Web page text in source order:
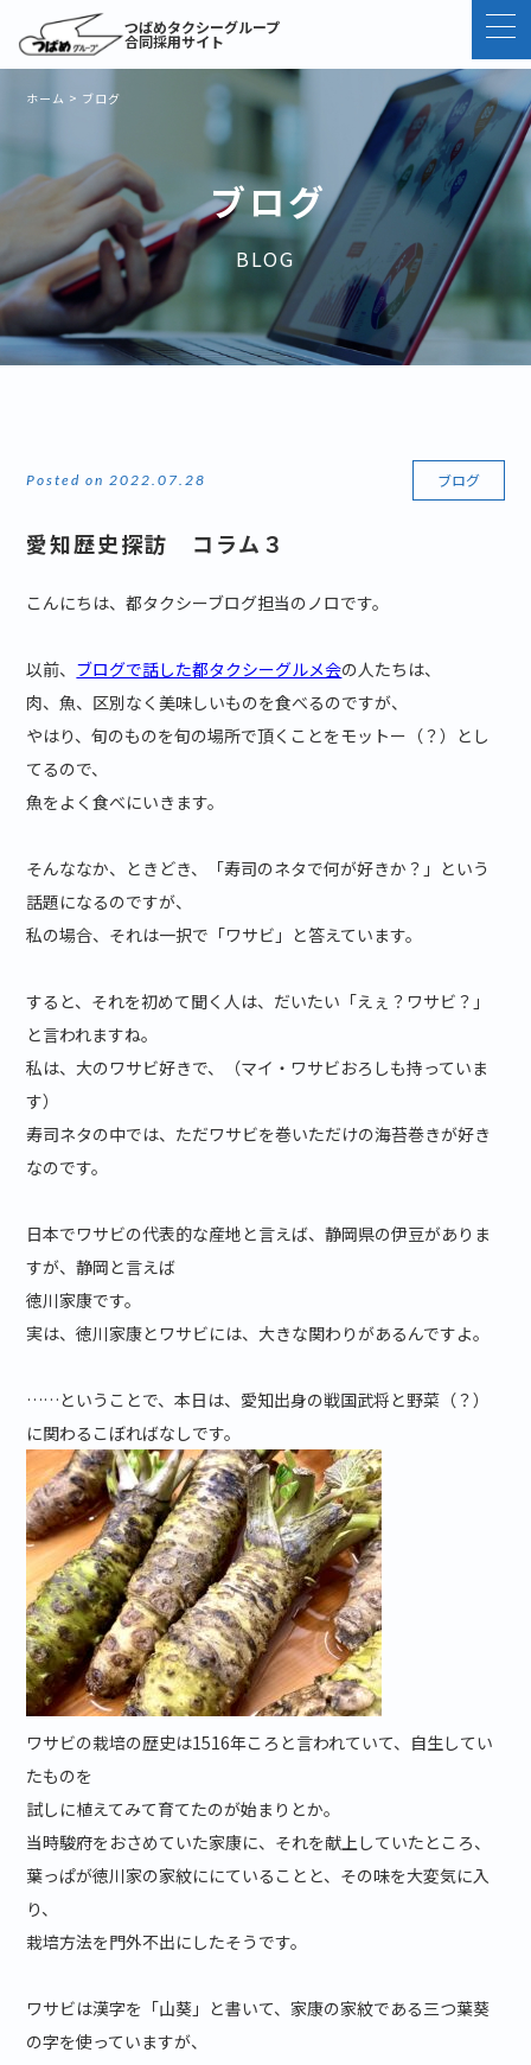
つばめタクシーグループ
合同採用サイト
ホーム > ブログ
ブログ
BLOG
Posted on 2022.07.28 ブログ
愛知歴史探訪 コラム３
こんにちは、都タクシーブログ担当のノロです。
以前、 ブログで話した都タクシーグルメ会の人たちは、
肉、魚、区別なく美味しいものを食べるのですが、
やはり、旬のものを旬の場所で頂くことをモットー（？）とし
てるので、
魚をよく食べにいきます。
そんななか、ときどき、「寿司のネタで何が好きか？」という
話題になるのですが、
私の場合、それは一択で「ワサビ」と答えています。
すると、それを初めて聞く人は、だいたい「えぇ？ワサビ？」
と言われますね。
私は、大のワサビ好きで、（マイ・ワサビおろしも持っていま
す）
寿司ネタの中では、ただワサビを巻いただけの海苔巻きが好き
なのです。
日本でワサビの代表的な産地と言えば、静岡県の伊豆がありま
すが、静岡と言えば
徳川家康です。
実は、徳川家康とワサビには、大きな関わりがあるんですよ。
……ということで、本日は、愛知出身の戦国武将と野菜（？）
に関わるこぼればなしです。
ワサビの栽培の歴史は1516年ころと言われていて、自生してい
たものを
試しに植えてみて育てたのが始まりとか。
当時駿府をおさめていた家康に、それを献上していたところ、
葉っぱが徳川家の家紋ににていることと、その味を大変気に入
り、
栽培方法を門外不出にしたそうです。
ワサビは漢字を「山葵」と書いて、家康の家紋である三つ葉葵
の字を使っていますが、